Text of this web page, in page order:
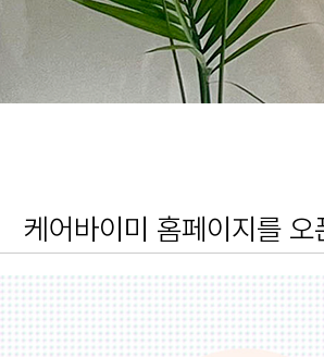
케어바이미 홈페이지를 오